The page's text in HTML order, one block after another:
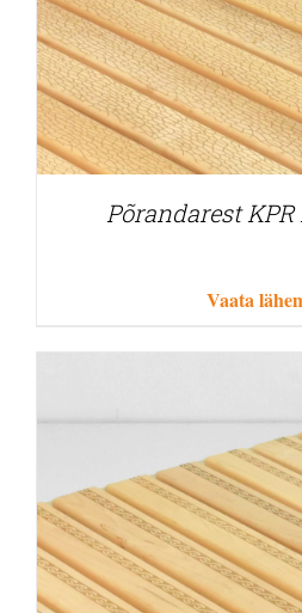
Põrandarest
Vaata